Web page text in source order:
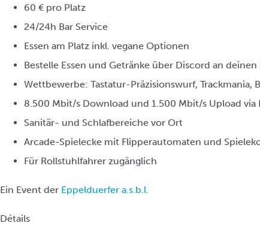
60 € pro Platz
24/24h Bar Service
Essen am Platz inkl. vegane Optionen
Bestelle Essen und Getränke über Discord an deinen
Wettbewerbe: Tastatur-Präzisionswurf, Trackmania,
8.500 Mbit/s Download und 1.500 Mbit/s Upload via
Sanitär- und Schlafbereiche vor Ort
Arcade-Spielecke mit Flipperautomaten und
Für Rollstuhlfahrer zugänglich
Ein Event der Eppelduerfer a.s.b.l.
Détails